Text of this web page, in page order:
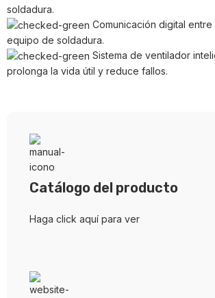
soldadura.
Comunicación digital
equipo de soldadura.
Sistema de ventilador
prolonga la vida útil y reduce fallos.
Catálogo del producto
Haga click aquí para ver